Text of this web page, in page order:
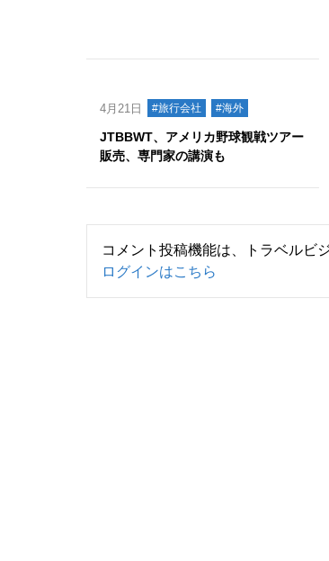
4月21日 #旅行会社 #海外
JTBBWT、アメリカ野球観戦ツアー
販売、専門家の講演も
コメント投稿機能は、トラベルビ
ログインはこちら